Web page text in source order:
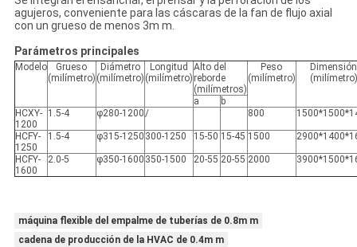
agujeros, conveniente para las cáscaras de la fan de flujo axial
con un grueso de menos 3m m.
Parámetros principales
Modelo
Grueso
(milímetro)
Diámetro
(milímetro)
Longitud
(milímetro)
Alto del
reborde
(milímetros)
Peso
(milímetro)
Dimensión
(milímetro)
a
b
HCXY-
1200
1.5-4 φ280-1200/ 800
HCFY-
1250
1.5-4 φ315-1250 300-1250 15-50 15-45 1500
HCFY-
1600
2.0-5 φ350-1600 350-1500 20-55 20-55 2000
máquina flexible del empalme de tuberías de 0.8m m
cadena de producción de la HVAC de 0.4m m